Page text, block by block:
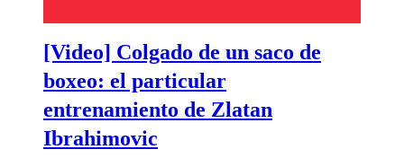
[Video] Colgado de un saco de
boxeo: el particular
entrenamiento de Zlatan
Ibrahimovic